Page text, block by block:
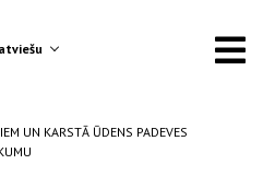
UN KARSTĀ ŪDENS PADEVES